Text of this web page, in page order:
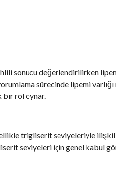
sonucu değerlendirilirken
sürecinde lipemi
bir rol oynar.
trigliserit seviyeleriyle
seviyeleri için genel kabul